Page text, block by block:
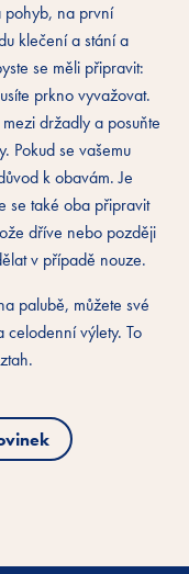
pohyb, na první
klečení a stání a
se měli připravit:
prkno vyvažovat.
držadly a posuňte
Pokud se vašemu
k obavám. Je
se také oba připravit
dříve nebo později
v případě nouze.
palubě, můžete své
výlety. To